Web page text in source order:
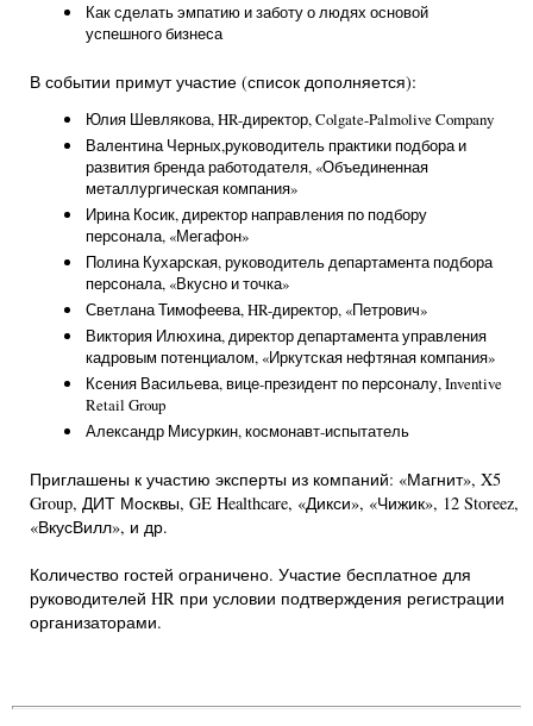
Как сделать эмпатию и заботу о людях основой
успешного бизнеса
В событии примут участие (список дополняется):
Юлия Шевлякова, HR-директор, Colgate-Palmolive Company
Валентина Черных,руководитель практики подбора и
развития бренда работодателя, «Объединенная
металлургическая компания»
Ирина Косик, директор направления по подбору
персонала, «Мегафон»
Полина Кухарская, руководитель департамента подбора
персонала, «Вкусно и точка»
Светлана Тимофеева, HR-директор, «Петрович»
Виктория Илюхина, директор департамента управления
кадровым потенциалом, «Иркутская нефтяная компания»
Ксения Васильева, вице-президент по персоналу, Inventive
Retail Group
Александр Мисуркин, космонавт-испытатель
Приглашены к участию эксперты из компаний: «Магнит», X5
Group, ДИТ Москвы, GE Healthcare, «Дикси», «Чижик», 12 Storeez,
«ВкусВилл», и др.
Количество гостей ограничено. Участие бесплатное для
руководителей HR при условии подтверждения регистрации
организаторами.